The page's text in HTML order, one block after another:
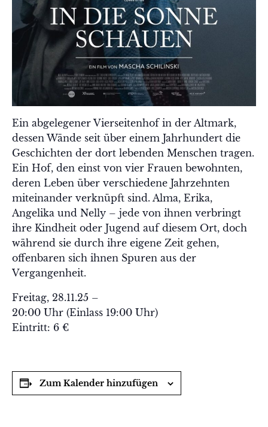
Ein abgelegener Vierseitenhof in der Altmark,
dessen Wände seit über einem Jahrhundert die
Geschichten der dort lebenden Menschen tragen.
Ein Hof, den einst von vier Frauen bewohnten,
deren Leben über verschiedene Jahrzehnten
miteinander verknüpft sind. Alma, Erika,
Angelika und Nelly – jede von ihnen verbringt
ihre Kindheit oder Jugend auf diesem Ort, doch
während sie durch ihre eigene Zeit gehen,
offenbaren sich ihnen Spuren aus der
Vergangenheit.
Freitag, 28.11.25 –
20:00 Uhr (Einlass 19:00 Uhr)
Eintritt: 6 €
Zum Kalender hinzufügen